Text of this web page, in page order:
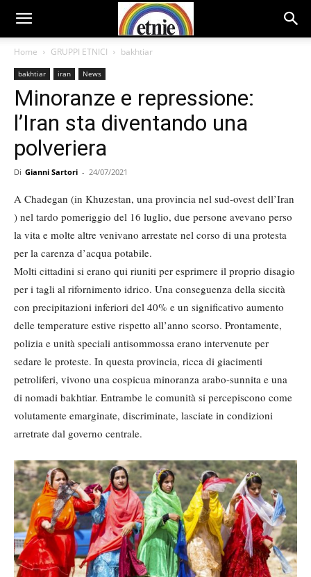
Home GRUPPI ETNICI bakhtiar
bakhtiar iran News
Minoranze e repressione:
l’Iran sta diventando una
polveriera
Di Gianni Sartori - 24/07/2021
A Chadegan (in Khuzestan, una provincia nel sud-ovest dell’Iran
) nel tardo pomeriggio del 16 luglio, due persone avevano perso
la vita e molte altre venivano arrestate nel corso di una protesta
per la carenza d’acqua potabile.
Molti cittadini si erano qui riuniti per esprimere il proprio disagio
per i tagli al rifornimento idrico. Una conseguenza della siccità
con precipitazioni inferiori del 40% e un significativo aumento
delle temperature estive rispetto all’anno scorso. Prontamente,
polizia e unità speciali antisommossa erano intervenute per
sedare le proteste. In questa provincia, ricca di giacimenti
petroliferi, vivono una cospicua minoranza arabo-sunnita e una
di nomadi bakhtiar. Entrambe le comunità si percepiscono come
volutamente emarginate, discriminate, lasciate in condizioni
arretrate dal governo centrale.